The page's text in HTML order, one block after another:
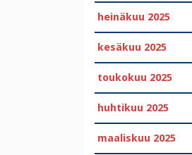
heinäkuu 2025
kesäkuu 2025
toukokuu 2025
huhtikuu 2025
maaliskuu 2025